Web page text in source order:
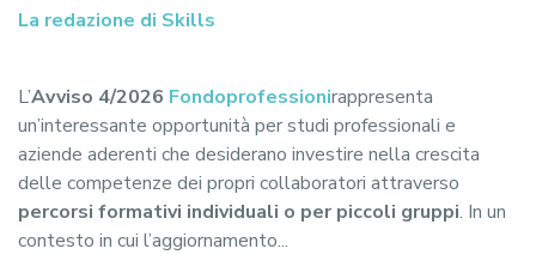
La redazione di Skills
L’Avviso 4/2026 Fondoprofessionirappresenta
un’interessante opportunità per studi professionali e
aziende aderenti che desiderano investire nella crescita
delle competenze dei propri collaboratori attraverso
percorsi formativi individuali o per piccoli gruppi. In un
contesto in cui l’aggiornamento...